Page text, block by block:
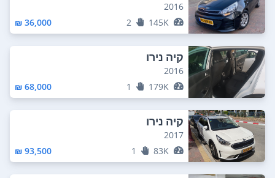
2016
145K
2
36,000 ₪
קיה נירו
2016
179K
1
68,000 ₪
קיה נירו
2017
83K
1
93,500 ₪